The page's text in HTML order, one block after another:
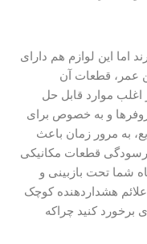
اما این لوازم هم دارای
عمر، قطعات آن
اغلب موارد قابل حل
و به خصوص برای
به مرور زمان باعث
قطعات مکانیکی
شما تحت بازبینی و
هشداردهنده کوچک
کنید چراکه